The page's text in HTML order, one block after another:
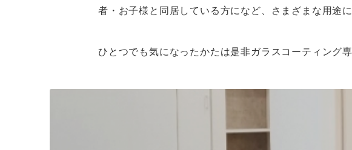
者・お子様と同居している方になど、さまざまな用途に
ひとつでも気になったかたは是非ガラスコーティング